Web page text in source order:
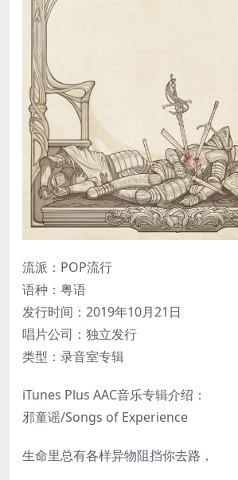
流派：POP流行
语种：粤语
发行时间：2019年10月21日
唱片公司：独立发行
类型：录音室专辑
iTunes Plus AAC音乐专辑介绍：
邪童谣/Songs of Experience
生命里总有各样异物阻挡你去路，